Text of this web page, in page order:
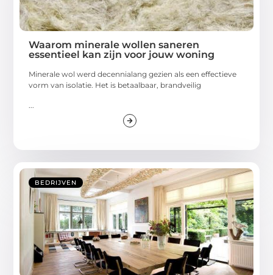
Waarom minerale wollen saneren
essentieel kan zijn voor jouw woning
Minerale wol werd decennialang gezien als een effectieve
vorm van isolatie. Het is betaalbaar, brandveilig
BEDRIJVEN